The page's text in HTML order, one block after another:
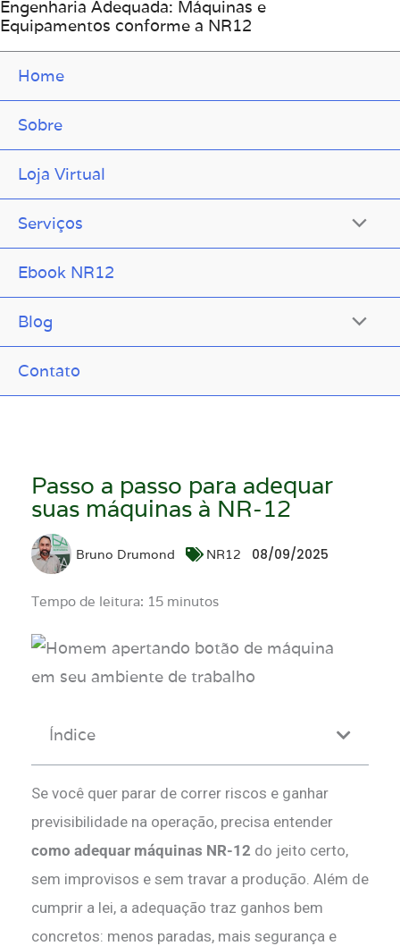
Engenharia Adequada: Máquinas e
Equipamentos conforme a NR12
Home
Sobre
Loja Virtual
Serviços
Ebook NR12
Blog
Contato
Passo a passo para adequar
suas máquinas à NR-12
Bruno Drumond NR12 08/09/2025
Tempo de leitura: 15 minutos
Índice
Se você quer parar de correr riscos e ganhar
previsibilidade na operação, precisa entender
como adequar máquinas NR-12 do jeito certo,
sem improvisos e sem travar a produção. Além de
cumprir a lei, a adequação traz ganhos bem
concretos: menos paradas, mais segurança e